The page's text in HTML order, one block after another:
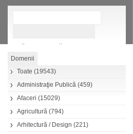
Căutare avansată
Toate (19543)
Administraţie Publică (459)
Afaceri (15029)
Agricultură (794)
Arhitectură / Design (221)